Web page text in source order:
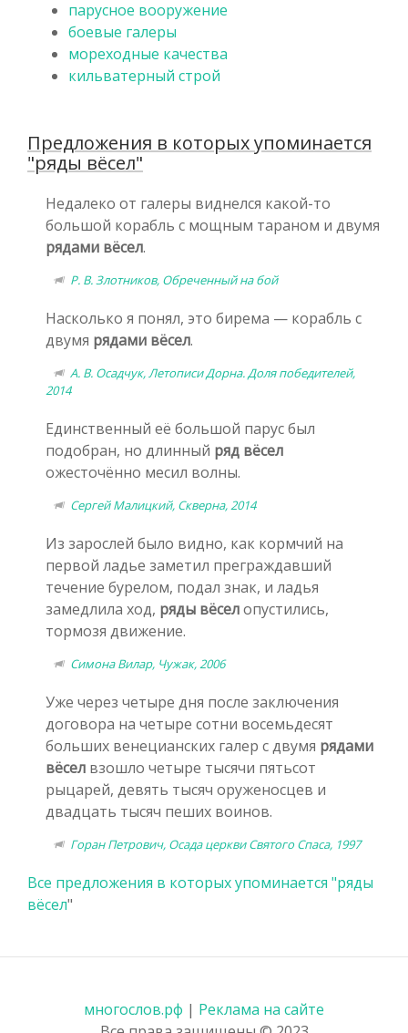
парусное вооружение
боевые галеры
мореходные качества
кильватерный строй
Предложения в которых упоминается
"ряды вёсел"
Недалеко от галеры виднелся какой-то
большой корабль с мощным тараном и двумя
рядами вёсел.
Р. В. Злотников, Обреченный на бой
Насколько я понял, это бирема — корабль с
двумя рядами вёсел.
А. В. Осадчук, Летописи Дорна. Доля победителей,
2014
Единственный её большой парус был
подобран, но длинный ряд вёсел
ожесточённо месил волны.
Сергей Малицкий, Скверна, 2014
Из зарослей было видно, как кормчий на
первой ладье заметил преграждавший
течение бурелом, подал знак, и ладья
замедлила ход, ряды вёселопустились,
тормозя движение.
Симона Вилар, Чужак, 2006
Уже через четыре дня после заключения
договора на четыре сотни восемьдесят
больших венецианских галер с двумя рядами
вёсел взошло четыре тысячи пятьсот
рыцарей, девять тысяч оруженосцев и
двадцать тысяч пеших воинов.
Горан Петрович, Осада церкви Святого Спаса, 1997
Все предложения в которых упоминается "ряды
вёсел"
многослов.рф | Реклама на сайте